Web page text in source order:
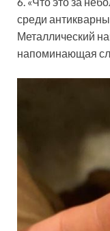
среди
Металлический
напоминающая